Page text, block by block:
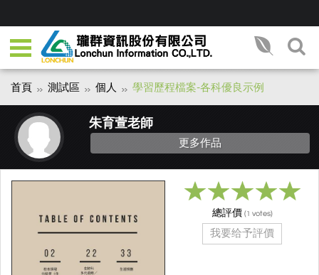
首頁 測試區 個人 學習歷程檔案-各科優良示例
朱育萱老師
更多作品
總評價 (1 votes)
我要给予評價